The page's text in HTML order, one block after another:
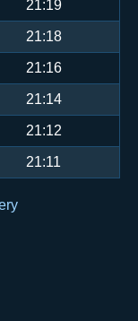
21:19
21:18
21:16
21:14
21:12
21:11